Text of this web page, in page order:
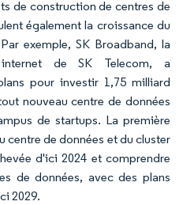
de construction de centres de
également la croissance du
exemple, SK Broadband, la
de SK Telecom, a
pour investir 1,75 milliard
nouveau centre de données
de startups. La première
centre de données et du cluster
d'ici 2024 et comprendre
de données, avec des plans
2029.